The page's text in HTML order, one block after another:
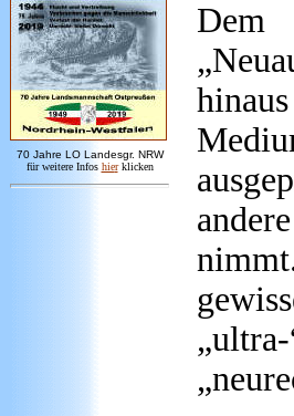
70 Jahre LO Landesgr. NRW
für weitere Infos hier klicken
Dem